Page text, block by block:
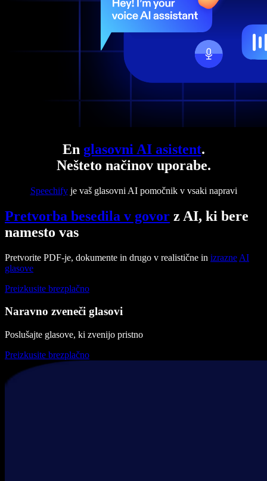
En glasovni AI asistent.
Nešteto načinov uporabe.
Speechifyje vaš glasovni AI pomočnik v vsaki napravi
Pretvorba besedila v govor z AI, ki bere
namesto vas
Pretvorite PDF-je, dokumente in drugo v realistične in izrazne AI
glasove
Preizkusite brezplačno
Naravno zveneči glasovi
Poslušajte glasove, ki zvenijo pristno
Preizkusite brezplačno